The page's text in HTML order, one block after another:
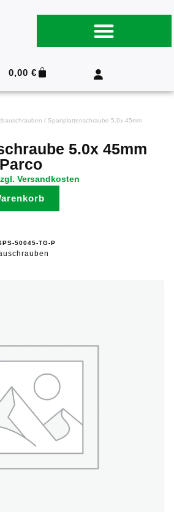
0,00€
/ Spanplattenschraube 5.0x 45mm
5.0x 45mm
Versandkosten
50045-TG-P